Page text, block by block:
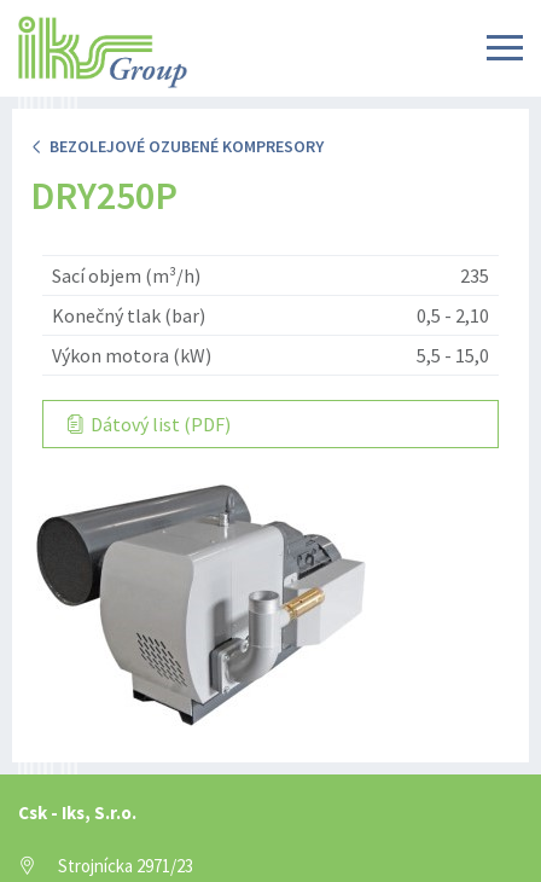
BEZOLEJOVÉ OZUBENÉ KOMPRESORY
DRY250P
Sací objem (m³/h)
235
Konečný tlak (bar)
0,5 - 2,10
Výkon motora (kW)
5,5 - 15,0
Dátový list (PDF)
Csk - Iks, S.r.o.
Strojnícka 2971/23